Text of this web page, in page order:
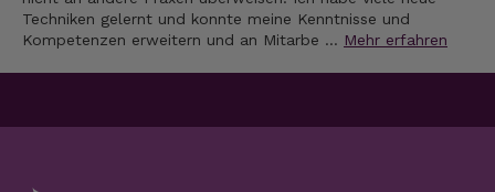
Techniken gelernt und konnte meine Kenntnisse und
Kompetenzen erweitern und an Mitarbe … Mehr erfahren